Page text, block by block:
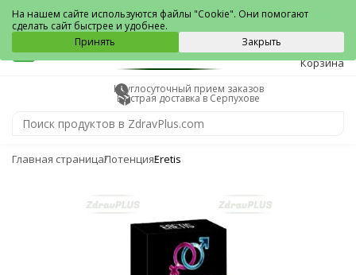
Серпухов
0
Корзина
Круглосуточный прием заказов
Быстрая доставка в Серпухове
Главная страницаПотенцияEretis
На нашем сайте используются файлы "Cookie". Они помогают
сделать сайт быстрее и удобнее.
Принять
Закрыть